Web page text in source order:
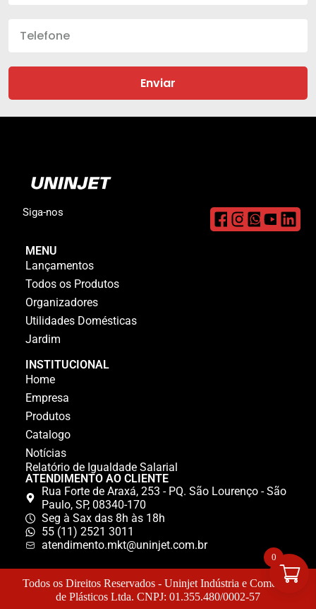
Enviar
Siga-nos
MENU
Lançamentos
Todos os Produtos
Organizadores
Utilidades Domésticas
Jardim
INSTITUCIONAL
Home
Empresa
Produtos
Catalogo
Notícias
Relatório de Igualdade Salarial
ATENDIMENTO AO CLIENTE
Rua Forte de Araxá, 253 - PQ. São Lourenço - São
Paulo, SP, 08340-170
Seg à Sax das 8h às 18h
55 (11) 2521 3011
atendimento.mkt@uninjet.com.br
Todos os Direitos Reservados - Uninjet Indústria e Comércio
de Plásticos Ltda. CNPJ: 01.355.480/0002-57
0